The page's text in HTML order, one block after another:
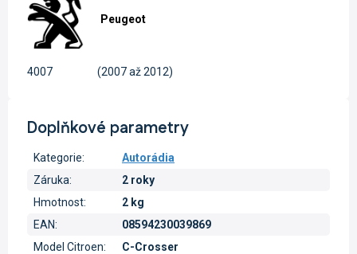
Peugeot
4007 (2007 až 2012)
Doplňkové parametry
Kategorie:
Autorádia
Záruka:
2 roky
Hmotnost:
2 kg
EAN:
08594230039869
Model Citroen:
C-Crosser